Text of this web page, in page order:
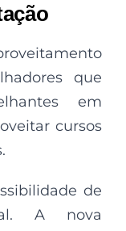
que
em
cursos
de
A nova